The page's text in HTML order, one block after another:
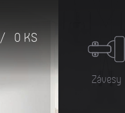
/ 0 KS
Závesy